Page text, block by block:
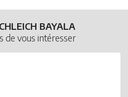
BAYALA
de vous intéresser